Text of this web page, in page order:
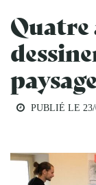
PUBLIÉ LE 23/